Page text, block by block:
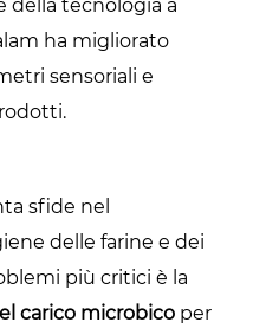
della tecnologia a
ha migliorato
sensoriali e
sfide nel
delle farine e dei
più critici è la
carico microbico per